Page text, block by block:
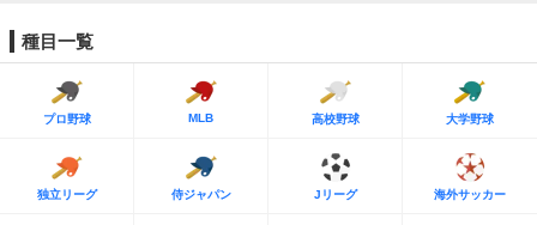
種目一覧
プロ野球 MLB 高校野球 大学野球
独立リーグ 侍ジャパン Jリーグ 海外サッカー